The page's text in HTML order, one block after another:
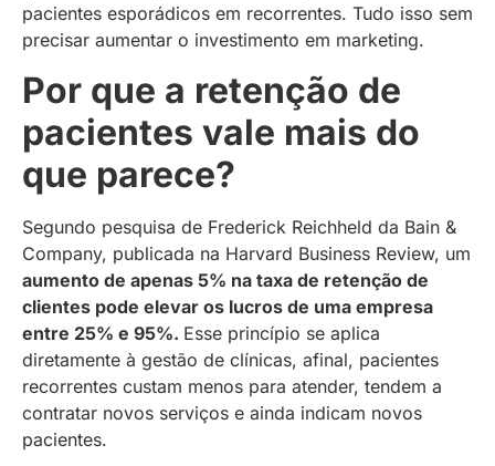
pacientes esporádicos em recorrentes. Tudo isso sem
precisar aumentar o investimento em marketing.
Por que a retenção de
pacientes vale mais do
que parece?
Segundo pesquisa de Frederick Reichheld da Bain &
Company, publicada na Harvard Business Review, um
aumento de apenas 5% na taxa de retenção de
clientes pode elevar os lucros de uma empresa
entre 25% e 95%. Esse princípio se aplica
diretamente à gestão de clínicas, afinal, pacientes
recorrentes custam menos para atender, tendem a
contratar novos serviços e ainda indicam novos
pacientes.